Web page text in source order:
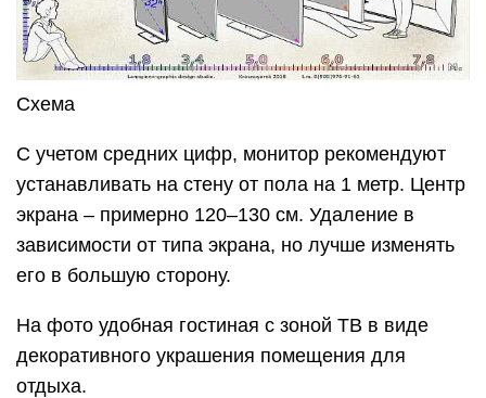
Схема
С учетом средних цифр, монитор рекомендуют
устанавливать на стену от пола на 1 метр. Центр
экрана – примерно 120–130 см. Удаление в
зависимости от типа экрана, но лучше изменять
его в большую сторону.
На фото удобная гостиная с зоной ТВ в виде
декоративного украшения помещения для
отдыха.